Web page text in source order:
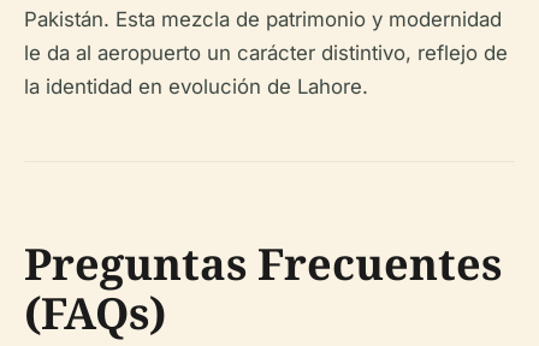
Pakistán. Esta mezcla de patrimonio y modernidad
le da al aeropuerto un carácter distintivo, reflejo de
la identidad en evolución de Lahore.
Preguntas Frecuentes
(FAQs)